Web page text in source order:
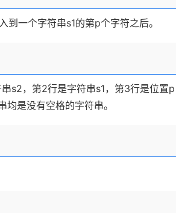
到一个字符串s1的第p个字符之后。
s2，第2行是字符串s1，第3行是位置
均是没有空格的字符串。